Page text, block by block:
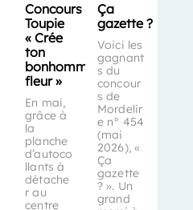
Concours
Toupie
« Crée
ton
bonhomme-
fleur »
En mai,
grâce à
la
planche
d’autoco
llants à
détache
r au
centre
Ça
gazette ?
Voici les
gagnant
s du
concour
s de
Mordelir
e n° 454
(mai
2026), «
Ça
gazette
? ». Un
grand